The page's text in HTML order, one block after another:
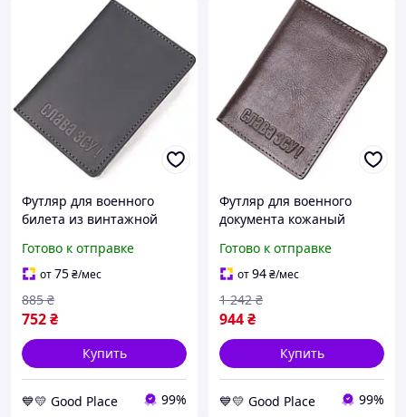
Футляр для военного
билета из винтажной
GRANDE PELLE 16750
Черный GoodPlace -worry-
free-shopping-
Готово к отправке
от75₴/мес
752₴
885 ₴
Купить
💙💛 Good Place 99%
Футляр для военного
документа кожаный
"Слава ЗСУ" в
коричневом цвете
GoodPlace -worry-free-
shopping-
Готово к отправке
от94₴/мес
944₴
1 242 ₴
Купить
💙💛 Good Place 99%